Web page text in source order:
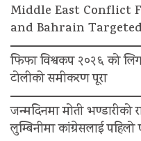
Middle East Conflict
and Bahrain
फिफा विश्वकप २०२६ को
टोलीको समीकरण पूरा
जन्मदिनमा मोती भण्डारीको
लुम्बिनीमा कांग्रेसलाई पहिलो